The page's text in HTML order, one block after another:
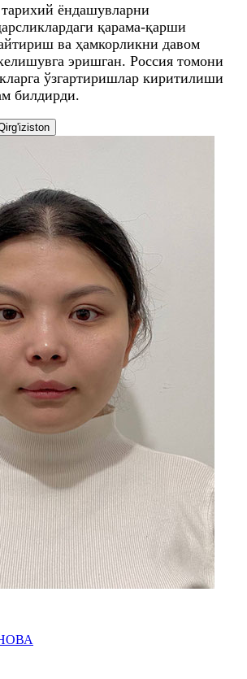
ёндашувларни
қарама-қарши
ва ҳамкорликни давом
эришган. Россия томони
ўзгартиришлар киритилиши
билдирди.